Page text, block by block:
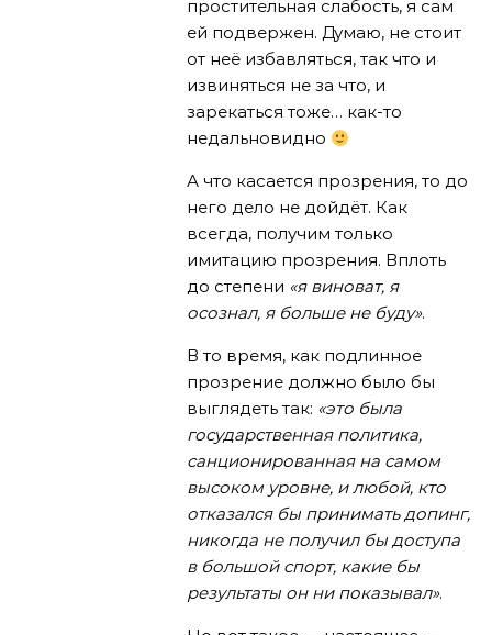
простительная слабость, я сам
ей подвержен. Думаю, не стоит
от неё избавляться, так что и
извиняться не за что, и
зарекаться тоже… как-то
недальновидно
А что касается прозрения, то до
него дело не дойдёт. Как
всегда, получим только
имитацию прозрения. Вплоть
до степени «я виноват, я
осознал, я больше не буду».
В то время, как подлинное
прозрение должно было бы
выглядеть так: «это была
государственная политика,
санционированная на самом
высоком уровне, и любой, кто
отказался бы принимать допинг,
никогда не получил бы доступа
в большой спорт, какие бы
результаты он ни показывал».